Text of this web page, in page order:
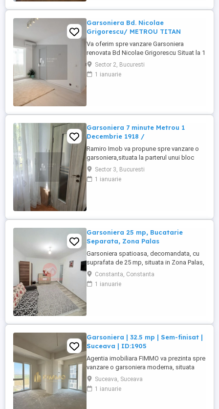
...
Garsoniera Bd. Nicolae
Grigorescu/ METROU TITAN
Va oferim spre vanzare Garsoniera
renovata Bd Nicolae Grigorescu Situat la 1
minut de statia de Metrou Titan Etaj 6 din
10 An 1987 Suprafata utila 25 mp Mobilat
si utilat Bloc in curs de anvelopare
Sector 2, Bucuresti
1 ianuarie
Garsoniera 7 minute Metrou 1
Decembrie 1918 /
Ramiro Imob va propune spre vanzare o
garsoniera,situata la parterul unui bloc
reabilitat termic. Caracteristici: -parter
inalt/10 -bloc reabilitat termic -renovata
complet in 2025 -dispune de boiler la baie
Sector 3, Bucuresti
1 ianuarie
Garsoniera 25 mp, Bucatarie
Separata, Zona Palas
Garsoniera spatioasa, decomandata, cu
suprafata de 25 mp, situata in Zona Palas,
ideala atat pentru locuit, cat si pentru
investitie. Locuinta este compartimentata
eficient si dispune de bucatarie separata
Constanta, Constanta
1 ianuarie
Garsoniera | 32.5 mp | Sem-finisat |
Suceava | ID:1905
Agentia imobiliara FIMMO va prezinta spre
vanzare o garsoniera moderna, situata
intr-un imobil nou, finalizat in anul 2025,
ideala pentru cei care isi doresc o locuinta
eficienta, usor de personalizat sau o
Suceava, Suceava
1 ianuarie